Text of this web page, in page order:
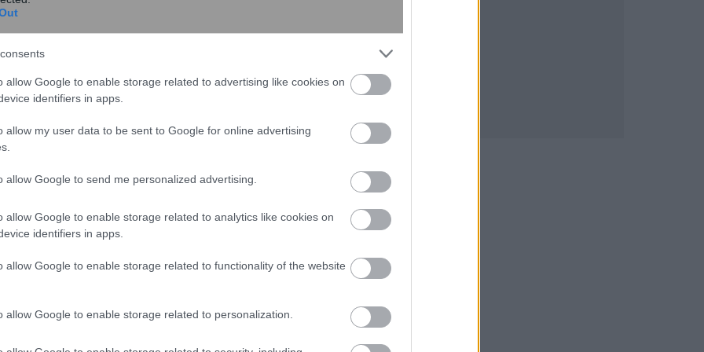
allow Google to enable storage related to advertising like cookies on
identifiers in apps.
allow my user data to be sent to Google for online advertising
allow Google to send me personalized advertising.
allow Google to enable storage related to analytics like cookies on
identifiers in apps.
allow Google to enable storage related to functionality of the website
allow Google to enable storage related to personalization.
εμπόδια για τον ενεργειακό συμψηφισμό, να
για την εξόρυξη και τη βιομηχανία, με κάλυψη
και να θεσπιστεί η επιστροφή κατά 50% του
στην περιβαλλοντική αδειοδότηση και
χωροταξικού πλαισίου των Ορυκτών
στην έλλειψη χειριστών, των οποίων οι άδειες
και όχι στην εκπαίδευση και πιστοποίηση των